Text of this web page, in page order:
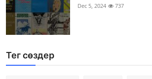
Dec 5, 2024 737
Тег сөздер